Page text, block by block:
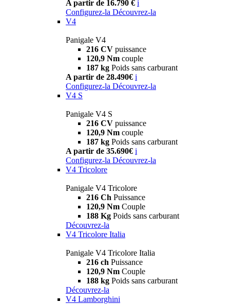
A partir de 16.790 € i
Configurez-la Découvrez-la
V4
Panigale V4
216 CV puissance
120,9 Nm couple
187 kg Poids sans carburant
A partir de 28.490€ i
Configurez-la Découvrez-la
V4 S
Panigale V4 S
216 CV puissance
120,9 Nm couple
187 kg Poids sans carburant
A partir de 35.690€ i
Configurez-la Découvrez-la
V4 Tricolore
Panigale V4 Tricolore
216 Ch Puissance
120,9 Nm Couple
188 Kg Poids sans carburant
Découvrez-la
V4 Tricolore Italia
Panigale V4 Tricolore Italia
216 ch Puissance
120,9 Nm Couple
188 kg Poids sans carburant
Découvrez-la
V4 Lamborghini